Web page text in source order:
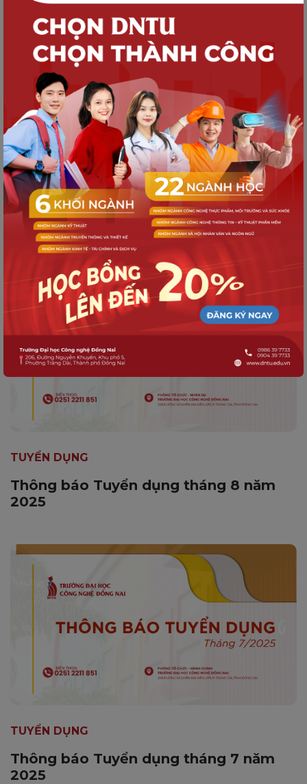
TUYỂN SINH
Quy trình nhập học dành cho Tân sinh
viên K21
TUYỂN DỤNG
Thông báo Tuyển dụng tháng 8 năm
2025
TUYỂN DỤNG
Thông báo Tuyển dụng tháng 7 năm
2025